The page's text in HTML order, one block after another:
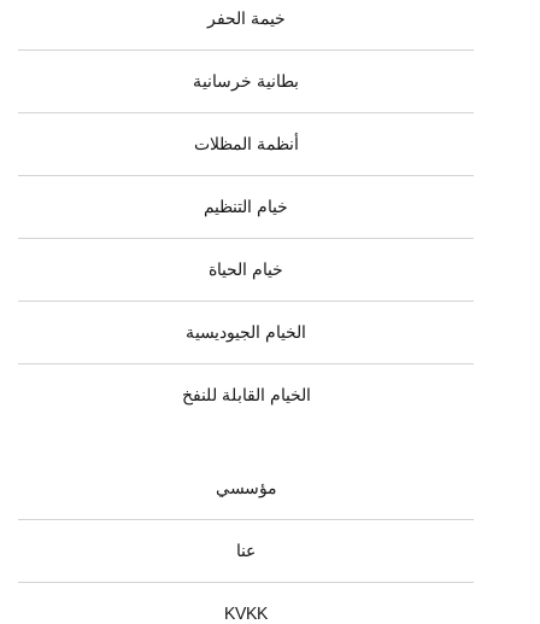
خيمة الحفر
بطانية خرسانية
أنظمة المظلات
خيام التنظيم
خيام الحياة
الخيام الجيوديسية
الخيام القابلة للنفخ
مؤسسي
عنا
KVKK